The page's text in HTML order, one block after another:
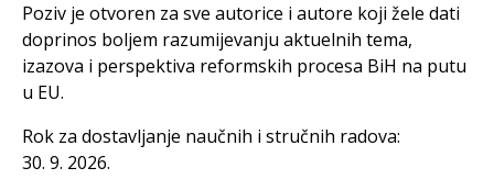
Poziv je otvoren za sve autorice i autore koji žele dati
doprinos boljem razumijevanju aktuelnih tema,
izazova i perspektiva reformskih procesa BiH na putu
u EU.
Rok za dostavljanje naučnih i stručnih radova:
30. 9. 2026.